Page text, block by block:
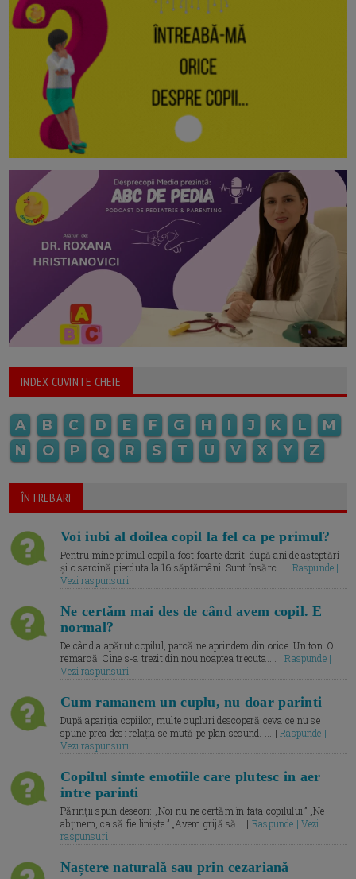
INDEX CUVINTE CHEIE
A B C D E F G H I J K L
M
N
O P Q R S T U V X Y Z
ÎNTREBARI
Voi iubi al doilea copil la fel ca pe primul?
Pentru mine primul copil a fost foarte dorit, după ani de așteptări
și o sarcină pierduta la 16 săptămâni. Sunt însărc... | Raspunde |
Vezi raspunsuri
Ne certăm mai des de când avem copil. E
normal?
De când a apărut copilul, parcă ne aprindem din orice. Un ton. O
remarcă. Cine s-a trezit din nou noaptea trecuta.... |Raspunde |
Vezi raspunsuri
Cum ramanem un cuplu, nu doar parinti
După apariția copiilor, multe cupluri descoperă ceva ce nu se
spune prea des: relația se mută pe plan secund. ... |Raspunde |
Vezi raspunsuri
Copilul simte emotiile care plutesc in aer
intre parinti
Părinții spun deseori: „Noi nu ne certăm în fața copilului.” „Ne
abținem, ca să fie liniște.” „Avem grijă să... | Raspunde | Vezi
raspunsuri
Naștere naturală sau prin cezariană